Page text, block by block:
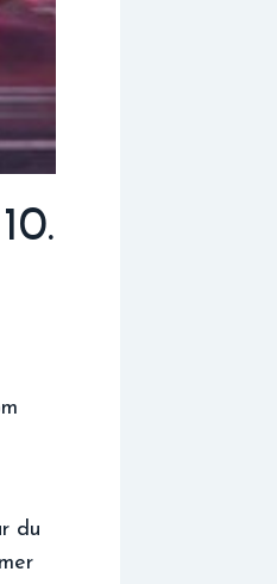
du